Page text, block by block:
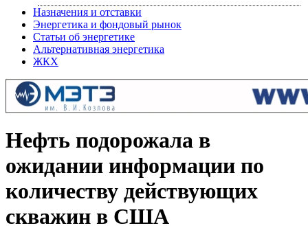
Назначения и отставки
Энергетика и фондовый рынок
Статьи об энергетике
Альтернативная энергетика
ЖКХ
Нефть подорожала в
ожидании информации по
количеству действующих
скважин в США